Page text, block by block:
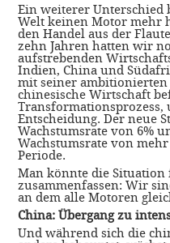
Ein weiterer Unterschied
Welt keinen Motor mehr
den Handel aus der
zehn Jahren hatten wir
aufstrebenden
Indien, China und
mit seiner
chinesische Wirtschaft
Transformationsprozess,
Entscheidung. Der neue
Wachstumsrate von 6%
Wachstumsrate von
Periode.
Man könnte die
zusammenfassen: Wir
an dem alle Motoren
China: Übergang zu
Und während sich die